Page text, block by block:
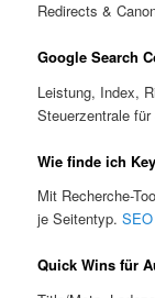
Redirects &
Google Search
Leistung, Index,
Steuerzentrale
Wie finde ich
Mit Recherche-
je Seitentyp.
Quick Wins für